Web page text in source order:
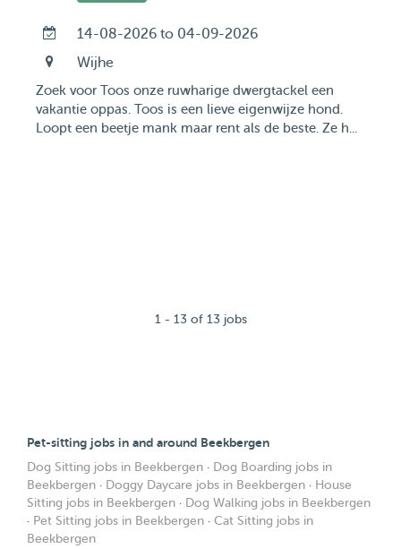
14-08-2026 to 04-09-2026
Wijhe
Zoek voor Toos onze ruwharige dwergtackel een
vakantie oppas. Toos is een lieve eigenwijze hond.
Loopt een beetje mank maar rent als de beste. Ze h...
1 - 13 of 13 jobs
Pet-sitting jobs in and around Beekbergen
Dog Sitting jobs in Beekbergen · Dog Boarding jobs in
Beekbergen · Doggy Daycare jobs in Beekbergen · House
Sitting jobs in Beekbergen · Dog Walking jobs in Beekbergen
· Pet Sitting jobs in Beekbergen · Cat Sitting jobs in
Beekbergen